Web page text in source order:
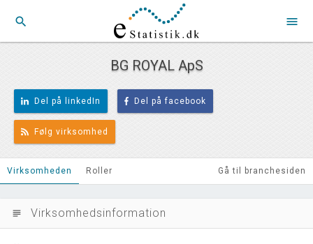
search menu
BG ROYAL ApS
Del på linkedIn Del på facebook
Følg virksomhed
Virksomheden Roller Gå til branchesiden
subject Virksomhedsinformation